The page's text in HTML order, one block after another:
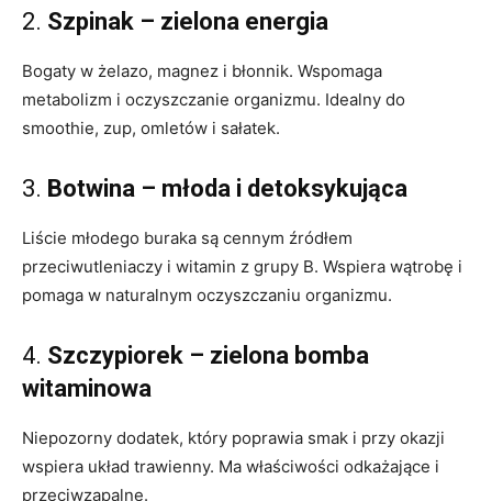
2. Szpinak – zielona energia
Bogaty w żelazo, magnez i błonnik. Wspomaga
metabolizm i oczyszczanie organizmu. Idealny do
smoothie, zup, omletów i sałatek.
3. Botwina – młoda i detoksykująca
Liście młodego buraka są cennym źródłem
przeciwutleniaczy i witamin z grupy B. Wspiera wątrobę i
pomaga w naturalnym oczyszczaniu organizmu.
4. Szczypiorek – zielona bomba
witaminowa
Niepozorny dodatek, który poprawia smak i przy okazji
wspiera układ trawienny. Ma właściwości odkażające i
przeciwzapalne.